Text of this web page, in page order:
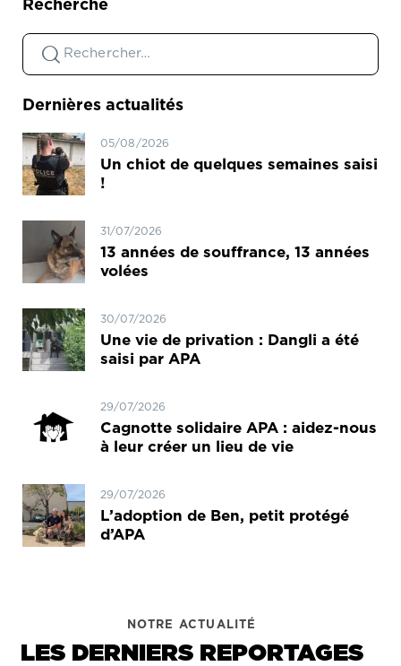
Recherche
Dernières actualités
05/08/2026
Un chiot de quelques semaines saisi
!
31/07/2026
13 années de souffrance, 13 années
volées
30/07/2026
Une vie de privation : Dangli a été
saisi par APA
29/07/2026
Cagnotte solidaire APA : aidez-nous
à leur créer un lieu de vie
29/07/2026
L’adoption de Ben, petit protégé
d’APA
NOTRE ACTUALITÉ
LES DERNIERS REPORTAGES